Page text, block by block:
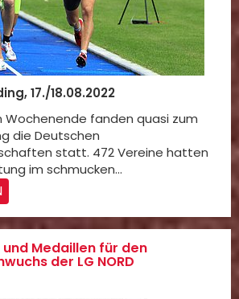
17./18.08.2022
Wochenende fanden quasi zum
die Deutschen
statt. 472 Vereine hatten
im schmucken…
und Medaillen für den
der LG NORD